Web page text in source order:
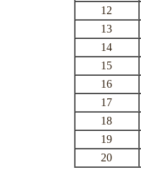
12
13
14
15
16
17
18
19
20